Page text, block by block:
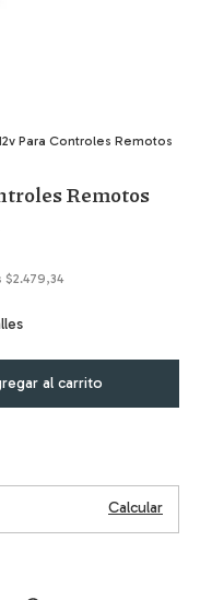
Para Controles Remotos
Remotos
$2.479,34
Calcular